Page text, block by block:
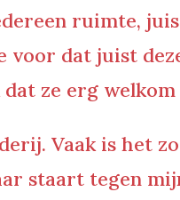
ruimte,
voor dat juist
ze erg welkom
Vaak is het
staart tegen